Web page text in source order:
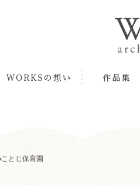
ことじ保育園